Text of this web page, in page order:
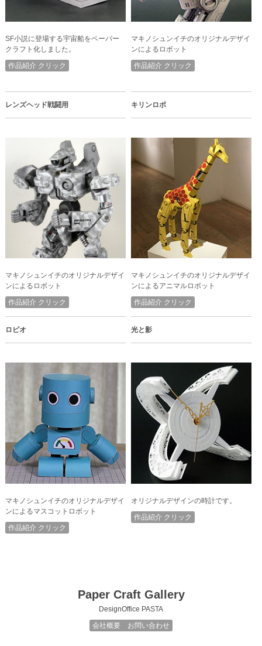
SF小説に登場する宇宙船をペーパー
クラフト化しました。
作品紹介 クリック
マキノシュンイチのオリジナルデザイ
ンによるロボット
作品紹介 クリック
レンズヘッド戦闘用
マキノシュンイチのオリジナルデザイ
ンによるロボット
作品紹介 クリック
キリンロボ
マキノシュンイチのオリジナルデザイ
ンによるアニマルロボット
作品紹介 クリック
ロビオ
マキノシュンイチのオリジナルデザイ
ンによるマスコットロボット
作品紹介 クリック
光と影
オリジナルデザインの時計です。
作品紹介 クリック
Paper Craft Gallery
DesignOffice PASTA
会社概要 お問い合わせ